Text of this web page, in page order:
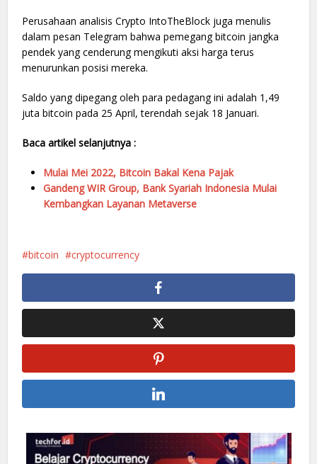
Perusahaan analisis Crypto IntoTheBlock juga menulis
dalam pesan Telegram bahwa pemegang bitcoin jangka
pendek yang cenderung mengikuti aksi harga terus
menurunkan posisi mereka.
Saldo yang dipegang oleh para pedagang ini adalah 1,49
juta bitcoin pada 25 April, terendah sejak 18 Januari.
Baca artikel selanjutnya :
Mulai Mei 2022, Bitcoin Bakal Kena Pajak
Gandeng WIR Group, Bank Syariah Indonesia Mulai
Kembangkan Layanan Metaverse
bitcoin cryptocurrency